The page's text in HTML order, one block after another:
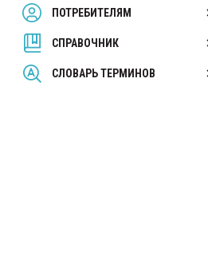
ПОТРЕБИТЕЛЯМ
СПРАВОЧНИК
СЛОВАРЬ ТЕРМИНОВ